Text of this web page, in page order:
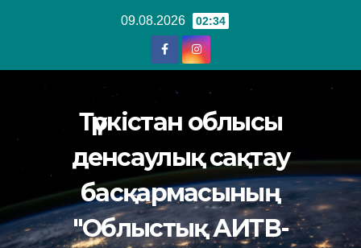
09.08.2026 02:34
Түркістан облысы
денсаулық сақтау
басқармасының
"Облыстық АИТВ-